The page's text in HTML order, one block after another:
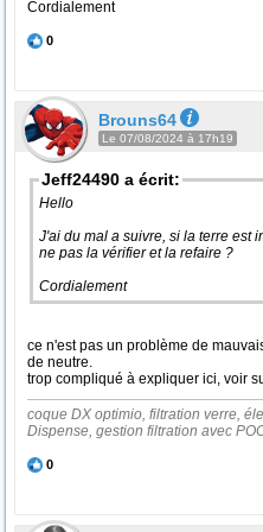
Cordialement
0
Brouns64
Le 07/08/2024 à 17h19
Jeff24490 a écrit:
Hello
J'ai du mal a suivre, si la terre est
ne pas la vérifier et la refaire ?
Cordialement
ce n'est pas un problème de
de neutre.
trop compliqué à expliquer ici, voir
coque DX optimio, filtration verre,
Dispense, gestion filtration avec
0